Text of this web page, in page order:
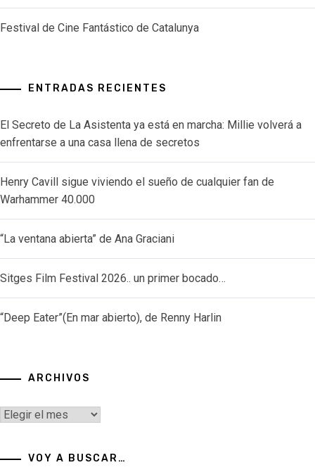
Festival de Cine Fantástico de Catalunya
ENTRADAS RECIENTES
El Secreto de La Asistenta ya está en marcha: Millie volverá a
enfrentarse a una casa llena de secretos
Henry Cavill sigue viviendo el sueño de cualquier fan de
Warhammer 40.000
“La ventana abierta” de Ana Graciani
Sitges Film Festival 2026.. un primer bocado…
“Deep Eater”(En mar abierto), de Renny Harlin
ARCHIVOS
Archivos
VOY A BUSCAR…